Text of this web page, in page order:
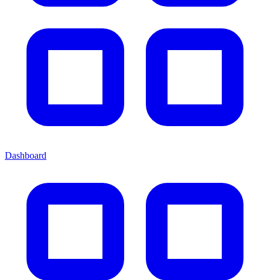
Dashboard